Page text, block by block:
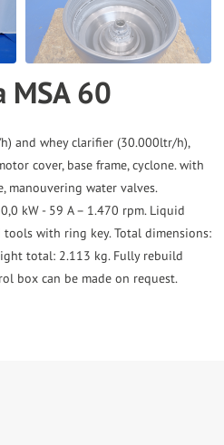
device
users
can
use
and
swipe
gestures.
MSA 60
and whey clarifier (30.000ltr/h),
cover, base frame, cyclone. with
manouvering water valves.
kW - 59 A – 1.470 rpm. Liquid
with ring key. Total dimensions:
total: 2.113 kg. Fully rebuild
box can be made on request.